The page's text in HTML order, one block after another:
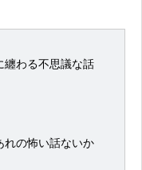
纏わる不思議な話
れの怖い話ないか